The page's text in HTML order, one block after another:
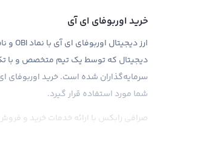
خرید اوربوفای ای آی
دیجیتال که توسط یک تیم متخصص و با
سرمایه‌گذاران شده است. خرید اوربوفای
شما مورد استفاده قرار گیرد.
صرافی رابکس با ارائه خدمات خرید و